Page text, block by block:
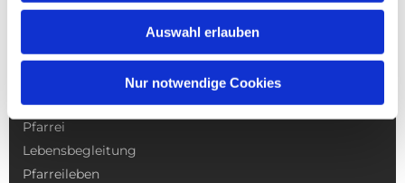
Auswahl erlauben
Nur notwendige Cookies
Gottesdienste
Pfarrei
Lebensbegleitung
Pfarreileben